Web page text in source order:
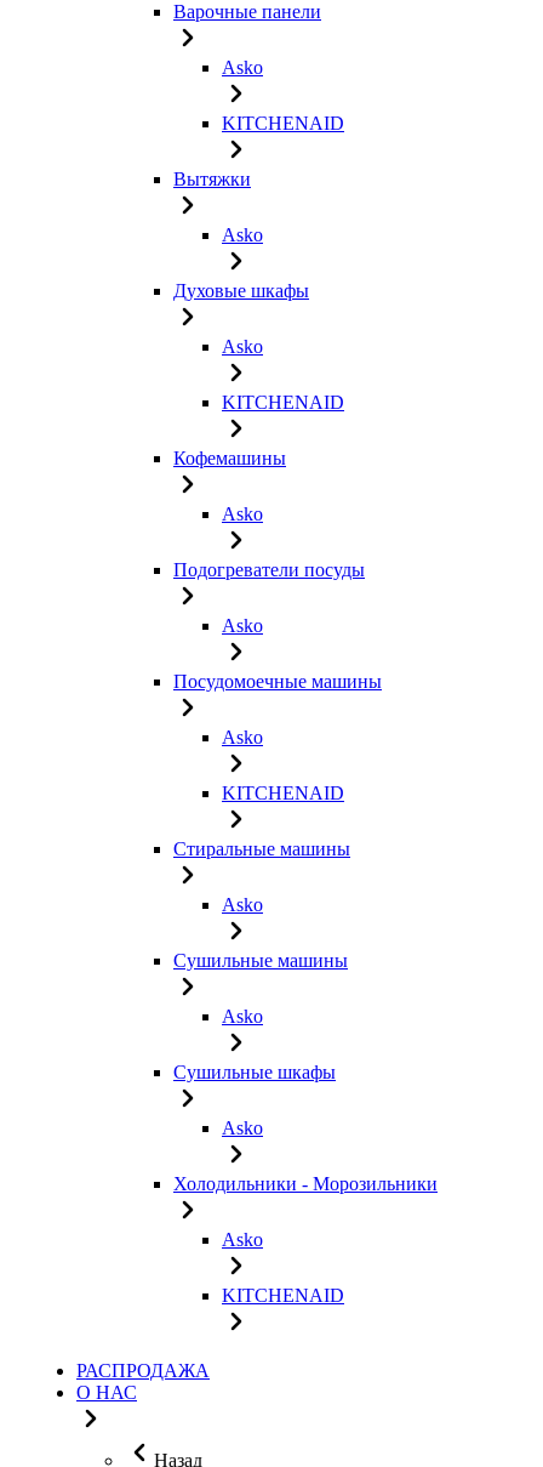
Варочные панели
Asko
KITCHENAID
Вытяжки
Asko
Духовые шкафы
Asko
KITCHENAID
Кофемашины
Asko
Подогреватели посуды
Asko
Посудомоечные машины
Asko
KITCHENAID
Стиральные машины
Asko
Сушильные машины
Asko
Сушильные шкафы
Asko
Холодильники - Морозильники
Asko
KITCHENAID
РАСПРОДАЖА
О НАС
Назад